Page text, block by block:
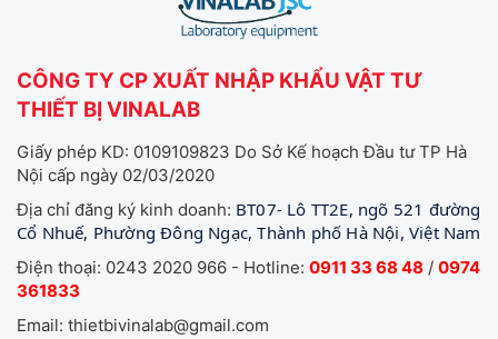
CÔNG TY CP XUẤT NHẬP KHẨU VẬT TƯ
THIẾT BỊ VINALAB
Giấy phép KD: 0109109823 Do Sở Kế hoạch Đầu tư TP Hà
Nội cấp ngày 02/03/2020
Địa chỉ đăng ký kinh doanh: BT07- Lô TT2E, ngõ 521 đường
Cổ Nhuế, Phường Đông Ngạc, Thành phố Hà Nội, Việt Nam
Điện thoại: 0243 2020 966 - Hotline: 0911 33 68 48 / 0974
361833
Email: thietbivinalab@gmail.com